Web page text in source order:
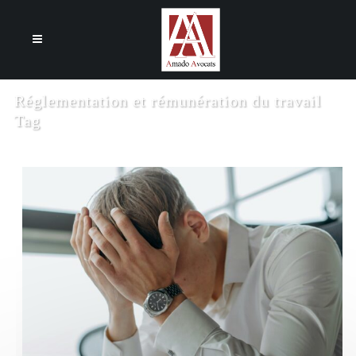
Réglementation et rémunération du travail
Tag